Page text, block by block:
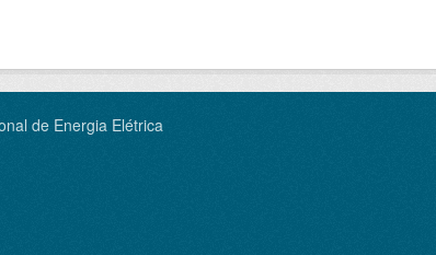
de Energia Elétrica